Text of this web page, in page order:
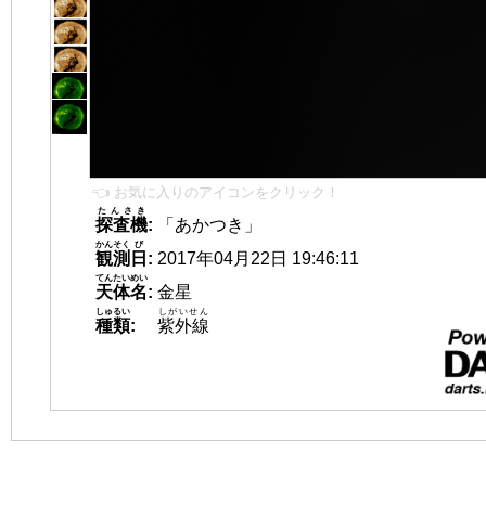
👈 お気に入りのアイコンをクリック！
探査機
たんさき
:
「あかつき」
観測
かんそく
日
び
: 2017年04月22日 19:46:11
天体名
てんたいめい
: 金星
種類
しゅるい
: 紫外線
しがいせん